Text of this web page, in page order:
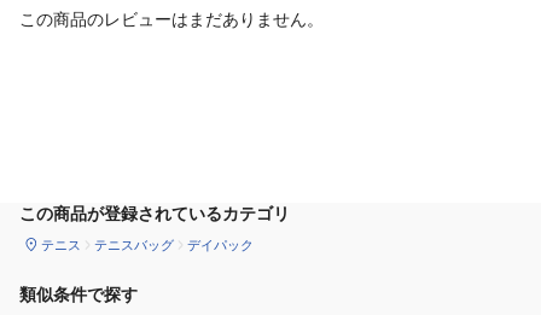
この商品のレビューはまだありません。
この商品が登録されているカテゴリ
テニス テニスバッグ デイパック
類似条件で探す